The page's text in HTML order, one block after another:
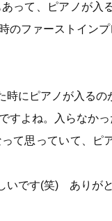
って、ピアノが入
のファーストイン
にピアノが入る
すよね。入らなか
て思っていて、ピ
いです(笑) ありがと